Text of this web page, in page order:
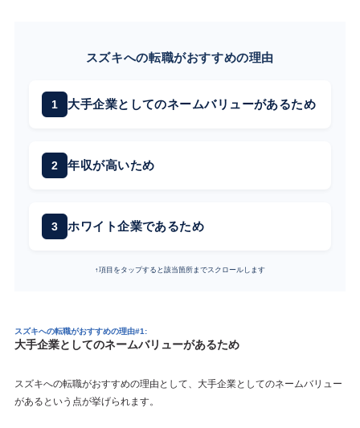
スズキへの転職がおすすめの理由
大手企業としてのネームバリューがあるため
年収が高いため
ホワイト企業であるため
↑項目をタップすると該当箇所までスクロールします
スズキへの転職がおすすめの理由#1:
大手企業としてのネームバリューがあるため
スズキへの転職がおすすめの理由として、大手企業としてのネームバリュー
があるという点が挙げられます。